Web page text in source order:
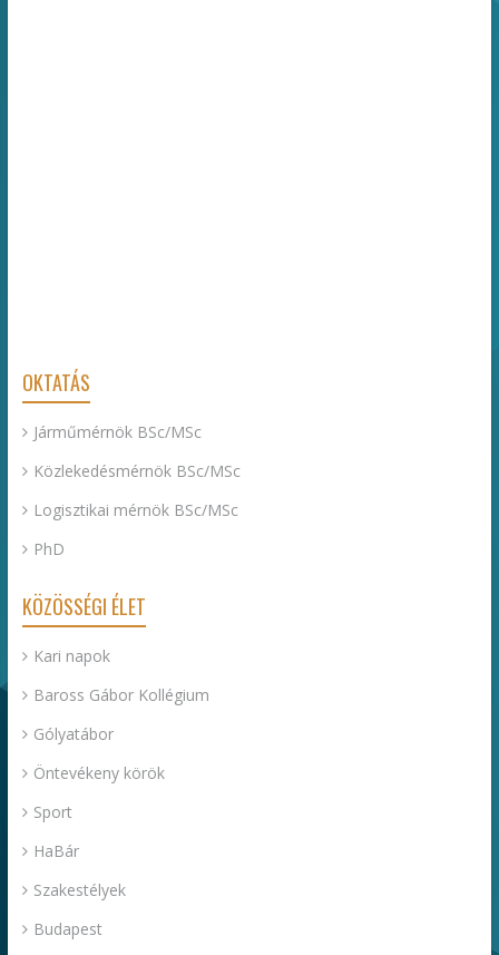
OKTATÁS
Járműmérnök BSc/MSc
Közlekedésmérnök BSc/MSc
Logisztikai mérnök BSc/MSc
PhD
KÖZÖSSÉGI ÉLET
Kari napok
Baross Gábor Kollégium
Gólyatábor
Öntevékeny körök
Sport
HaBár
Szakestélyek
Budapest